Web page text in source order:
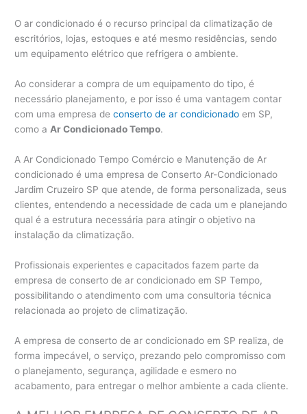
O ar condicionado é o recurso principal da climatização de
escritórios, lojas, estoques e até mesmo residências, sendo
um equipamento elétrico que refrigera o ambiente.
Ao considerar a compra de um equipamento do tipo, é
necessário planejamento, e por isso é uma vantagem contar
com uma empresa deconserto de ar condicionado em SP,
como a Ar Condicionado Tempo.
A Ar Condicionado Tempo Comércio e Manutenção de Ar
condicionado é uma empresa de Conserto Ar-Condicionado
Jardim Cruzeiro SP que atende, de forma personalizada, seus
clientes, entendendo a necessidade de cada um e planejando
qual é a estrutura necessária para atingir o objetivo na
instalação da climatização.
Profissionais experientes e capacitados fazem parte da
empresa de conserto de ar condicionado em SP Tempo,
possibilitando o atendimento com uma consultoria técnica
relacionada ao projeto de climatização.
A empresa de conserto de ar condicionado em SP realiza, de
forma impecável, o serviço, prezando pelo compromisso com
o planejamento, segurança, agilidade e esmero no
acabamento, para entregar o melhor ambiente a cada cliente.